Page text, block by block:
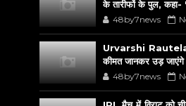
के तारीफों के पुल, कहा-
48by7news
Urvarshi Rautela
कीमत जानकर उड़ जाएंगे
48by7news